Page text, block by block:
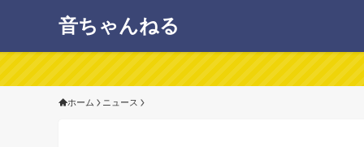
音ちゃんねる
ホーム ニュース